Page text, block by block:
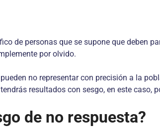
de personas que se supone que deben
por olvido.
no representar con precisión a la
resultados con sesgo, en este caso,
de no respuesta?